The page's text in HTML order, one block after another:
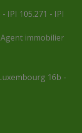
IPI 105.271 - IPI
immobilier
16b -